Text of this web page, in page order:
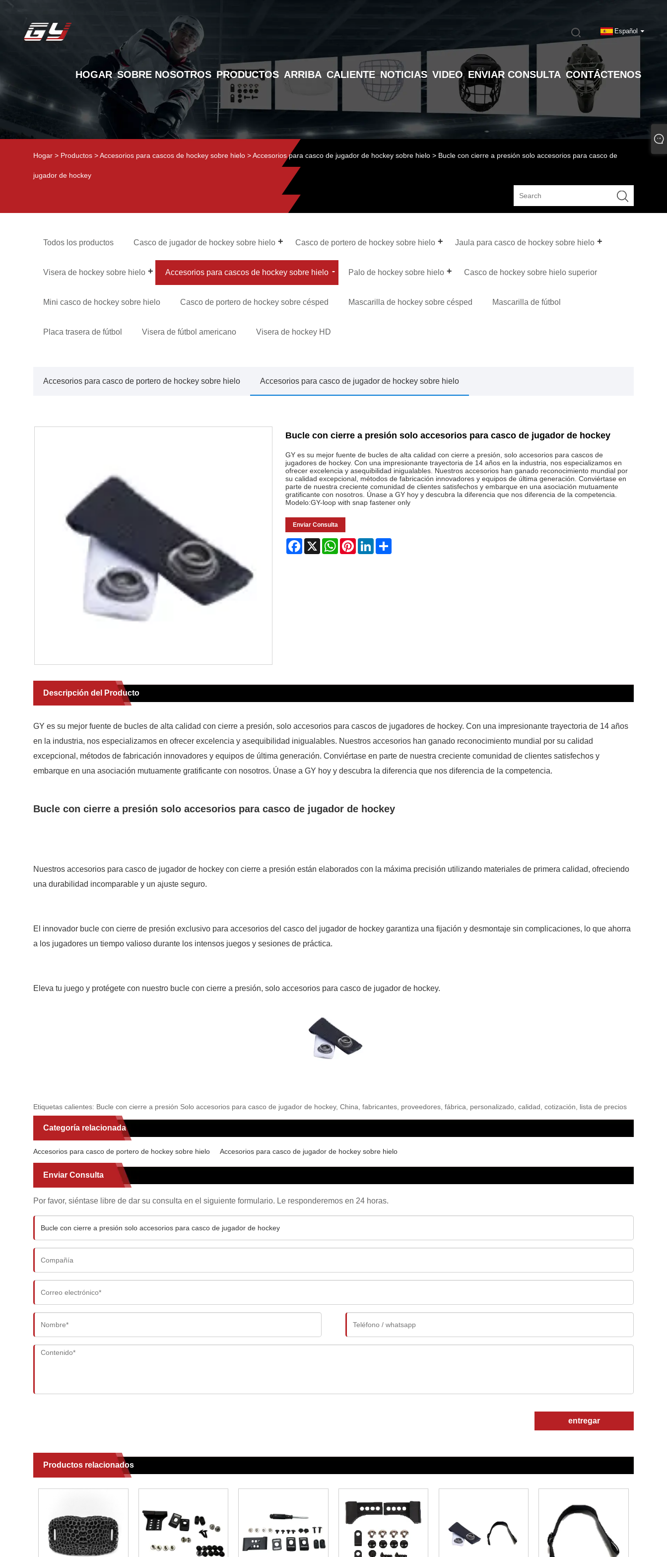
Español
HOGAR SOBRE NOSOTROS PRODUCTOS ARRIBA CALIENTE NOTICIAS VIDEO ENVIAR CONSULTA CONTÁCTENOS
Hogar > Productos >Accesorios para cascos de hockey sobre hielo >Accesorios para casco de jugador de hockey sobre hielo > Bucle con cierre a presión solo accesorios para casco de
jugador de hockey
Todos los productos Casco de jugador de hockey sobre hielo Casco de portero de hockey sobre hielo Jaula para casco de hockey sobre hielo
Visera de hockey sobre hielo Accesorios para cascos de hockey sobre hielo Palo de hockey sobre hielo Casco de hockey sobre hielo superior
Mini casco de hockey sobre hielo Casco de portero de hockey sobre césped Mascarilla de hockey sobre césped Mascarilla de fútbol
Placa trasera de fútbol Visera de fútbol americano Visera de hockey HD
Accesorios para casco de portero de hockey sobre hielo Accesorios para casco de jugador de hockey sobre hielo
Bucle con cierre a presión solo accesorios para casco de jugador de hockey
GY es su mejor fuente de bucles de alta calidad con cierre a presión, solo accesorios para cascos de
jugadores de hockey. Con una impresionante trayectoria de 14 años en la industria, nos especializamos en
ofrecer excelencia y asequibilidad inigualables. Nuestros accesorios han ganado reconocimiento mundial por
su calidad excepcional, métodos de fabricación innovadores y equipos de última generación. Conviértase en
parte de nuestra creciente comunidad de clientes satisfechos y embarque en una asociación mutuamente
gratificante con nosotros. Únase a GY hoy y descubra la diferencia que nos diferencia de la competencia.
Modelo:GY-loop with snap fastener only
Enviar Consulta
Facebook
X WhatsAppPinterestLinkedIn
Descripción del Producto
GY es su mejor fuente de bucles de alta calidad con cierre a presión, solo accesorios para cascos de jugadores de hockey. Con una impresionante trayectoria de 14 años
en la industria, nos especializamos en ofrecer excelencia y asequibilidad inigualables. Nuestros accesorios han ganado reconocimiento mundial por su calidad
excepcional, métodos de fabricación innovadores y equipos de última generación. Conviértase en parte de nuestra creciente comunidad de clientes satisfechos y
embarque en una asociación mutuamente gratificante con nosotros. Únase a GY hoy y descubra la diferencia que nos diferencia de la competencia.
Bucle con cierre a presión solo accesorios para casco de jugador de hockey
Nuestros accesorios para casco de jugador de hockey con cierre a presión están elaborados con la máxima precisión utilizando materiales de primera calidad, ofreciendo
una durabilidad incomparable y un ajuste seguro.
El innovador bucle con cierre de presión exclusivo para accesorios del casco del jugador de hockey garantiza una fijación y desmontaje sin complicaciones, lo que ahorra
a los jugadores un tiempo valioso durante los intensos juegos y sesiones de práctica.
Eleva tu juego y protégete con nuestro bucle con cierre a presión, solo accesorios para casco de jugador de hockey.
Etiquetas calientes: Bucle con cierre a presión Solo accesorios para casco de jugador de hockey, China, fabricantes, proveedores, fábrica, personalizado, calidad, cotización, lista de precios
Categoría relacionada
Accesorios para casco de portero de hockey sobre hielo Accesorios para casco de jugador de hockey sobre hielo
Enviar Consulta
Por favor, siéntase libre de dar su consulta en el siguiente formulario. Le responderemos en 24 horas.
entregar
Productos relacionados